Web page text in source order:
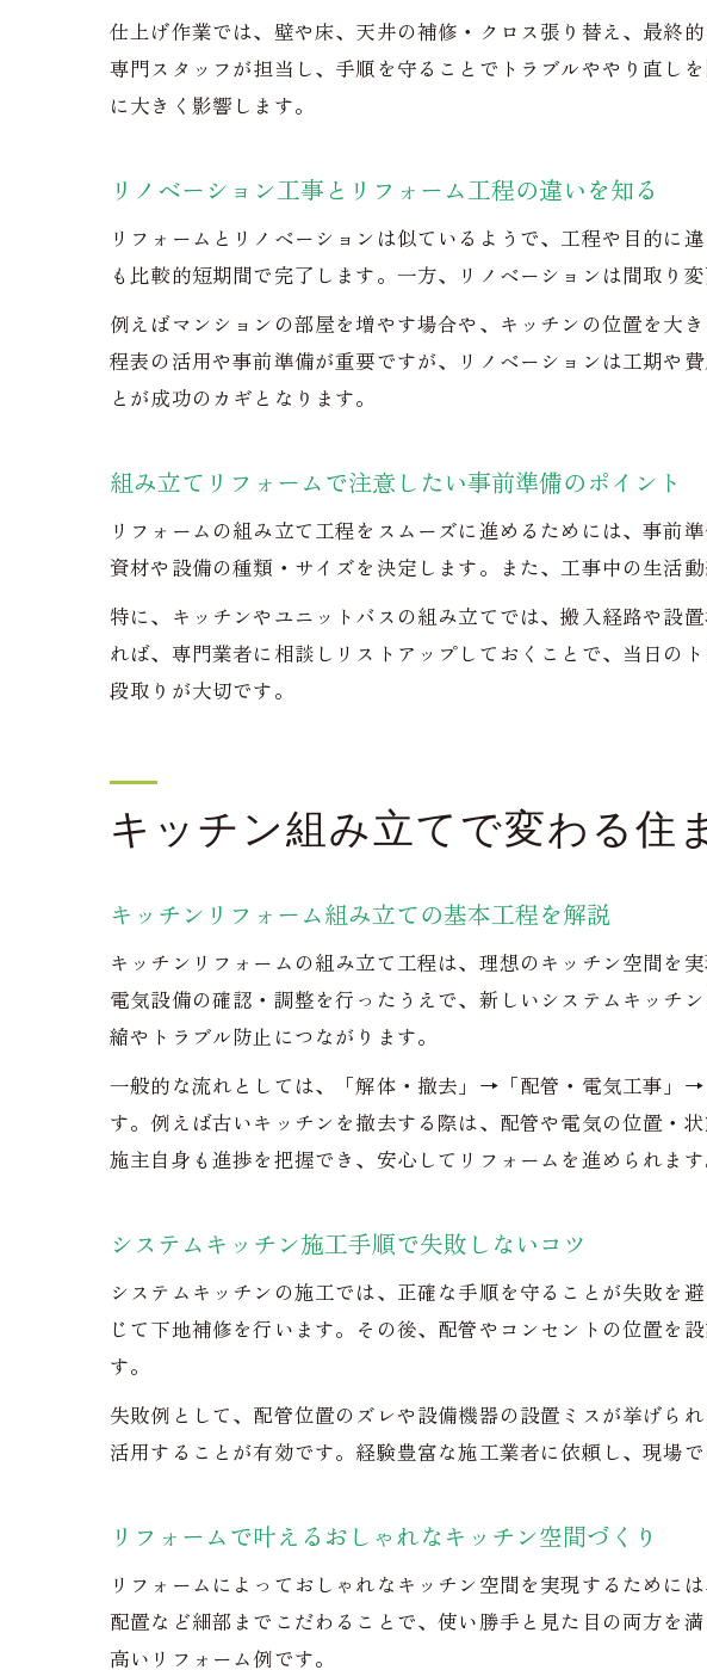
リフォーム
部屋を増や
リフォーム
キッチンリ
工程表で分
リノベーシ
リフォーム
仕上げ作業では、壁や床、天井の補修・クロス張り替え、最終
専門スタッフが担当し、手順を守ることでトラブルややり直し
に大きく影響します。
リノベーション工事とリフォーム工程の違いを知る
リフォームとリノベーションは似ているようで、工程や目的に
も比較的短期間で完了します。一方、リノベーションは間取り
例えばマンションの部屋を増やす場合や、キッチンの位置を大
程表の活用や事前準備が重要ですが、リノベーションは工期や
とが成功のカギとなります。
組み立てリフォームで注意したい事前準備のポイント
リフォームの組み立て工程をスムーズに進めるためには、事前
資材や設備の種類・サイズを決定します。また、工事中の生活
特に、キッチンやユニットバスの組み立てでは、搬入経路や設
れば、専門業者に相談しリストアップしておくことで、当日の
段取りが大切です。
キッチン組み立てで変わる住
キッチンリフォーム組み立ての基本工程を解説
キッチンリフォームの組み立て工程は、理想のキッチン空間を
電気設備の確認・調整を行ったうえで、新しいシステムキッチ
縮やトラブル防止につながります。
一般的な流れとしては、「解体・撤去」→「配管・電気工事」
す。例えば古いキッチンを撤去する際は、配管や電気の位置・
施主自身も進捗を把握でき、安心してリフォームを進められます
システムキッチン施工手順で失敗しないコツ
システムキッチンの施工では、正確な手順を守ることが失敗を
じて下地補修を行います。その後、配管やコンセントの位置を
す。
失敗例として、配管位置のズレや設備機器の設置ミスが挙げら
活用することが有効です。経験豊富な施工業者に依頼し、現場
リフォームで叶えるおしゃれなキッチン空間づくり
リフォームによっておしゃれなキッチン空間を実現するために
配置など細部までこだわることで、使い勝手と見た目の両方を
高いリフォーム例です。